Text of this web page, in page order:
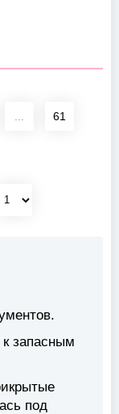
61
запасным
под